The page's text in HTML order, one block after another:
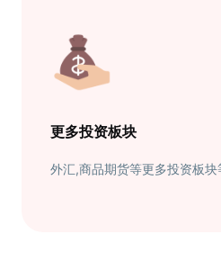
更多投资板块
外汇,商品期货等更多投资板块